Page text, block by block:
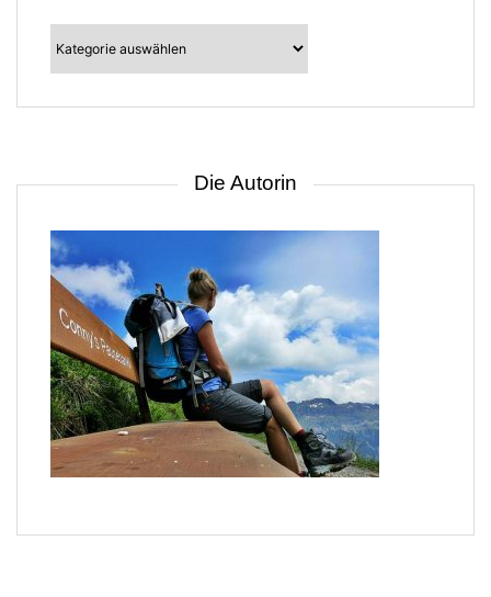
–
suche
nach
Die Autorin